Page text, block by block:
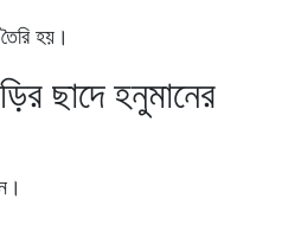
হয়।
ছাদে হনুমানের